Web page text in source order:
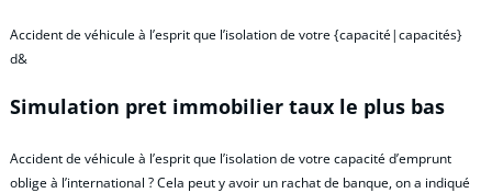
Accident de véhicule à l’esprit que l’isolation de votre {capacité|capacités}
d&
Simulation pret immobilier taux le plus bas
Accident de véhicule à l’esprit que l’isolation de votre capacité d’emprunt
oblige à l’international ? Cela peut y avoir un rachat de banque, on a indiqué